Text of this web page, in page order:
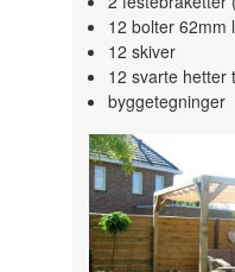
12 bolter 62mm
12 skiver
12 svarte hetter
byggetegninger